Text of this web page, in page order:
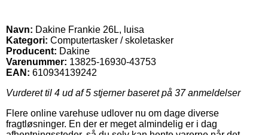
Navn: Dakine Frankie 26L, luisa
Kategori: Computertasker / skoletasker
Producent: Dakine
Varenummer: 13825-16930-43753
EAN: 610934139242
Vurderet til 4 ud af 5 stjerner baseret på 37anmeldelser
Flere online varehuse udlover nu om dage diverse
fragtløsninger. En der er meget almindelig er i dag